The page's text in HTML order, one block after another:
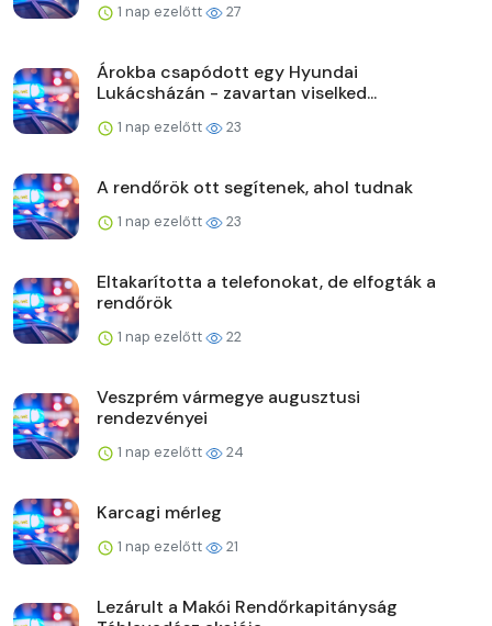
1 nap ezelőtt 27
Árokba csapódott egy Hyundai
Lukácsházán - zavartan viselked...
1 nap ezelőtt 23
A rendőrök ott segítenek, ahol tudnak
1 nap ezelőtt 23
Eltakarította a telefonokat, de elfogták a
rendőrök
1 nap ezelőtt 22
Veszprém vármegye augusztusi
rendezvényei
1 nap ezelőtt 24
Karcagi mérleg
1 nap ezelőtt 21
Lezárult a Makói Rendőrkapitányság